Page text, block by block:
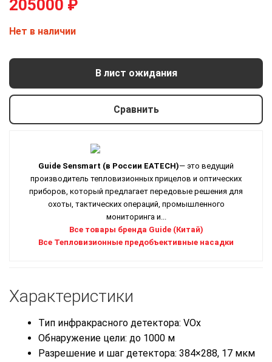
205000 ₽
Нет в наличии
В лист ожидания
Сравнить
Guide Sensmart (в России EATECH)— это ведущий
производитель тепловизионных прицелов и оптических
приборов, который предлагает передовые решения для
охоты, тактических операций, промышленного
мониторинга и...
Все товары бренда Guide (Китай)
Все Тепловизионные предобъективные насадки
Характеристики
Тип инфракрасного детектора: VOx
Обнаружение цели: до 1000 м
Разрешение и шаг детектора: 384×288, 17 мкм